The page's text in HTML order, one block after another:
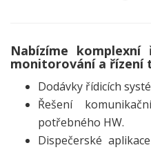
Nabízíme komplexní
monitorování a řízení
Dodávky řídicích
Řešení
potřebného HW.
Dispečerské